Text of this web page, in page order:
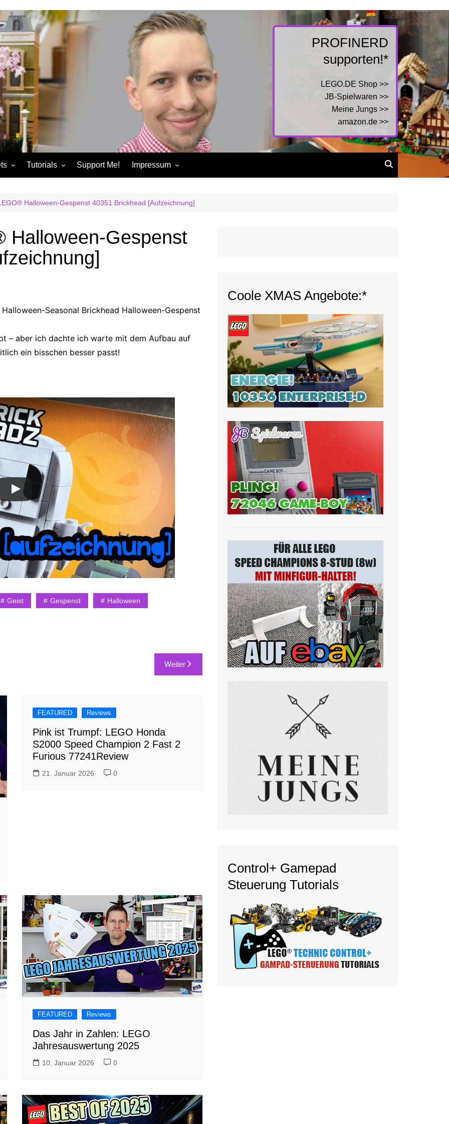
PROFINERD
supporten!*
LEGO.DE Shop >>
JB-Spielwaren >>
Meine Jungs >>
amazon.de >>
Tutorials
Pybricks Tutorials
Support Me! Impressum
AGB
Halloween-Gespenst 40351 Brickhead [Aufzeichnung]
Halloween-Gespenst
Seasonal Brickhead Halloween-Gespenst
– aber ich dachte ich warte mit dem Aufbau auf
ein bisschen besser passt!
Geist Gespenst Halloween
Weiter
FEATURED Reviews
Pink ist Trumpf: LEGO Honda
S2000 Speed Champion 2 Fast 2
Furious 77241Review
21. Januar 2026 0
FEATURED Reviews
Das Jahr in Zahlen: LEGO
Jahresauswertung 2025
10. Januar 2026 0
Coole XMAS Angebote:*
Control+ Gamepad
Steuerung Tutorials